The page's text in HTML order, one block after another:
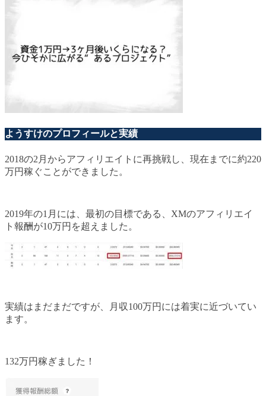
ようすけのプロフィールと実績
2018の2月からアフィリエイトに再挑戦し、現在までに約220
万円稼ぐことができました。
2019年の1月には、最初の目標である、XMのアフィリエイ
ト報酬が10万円を超えました。
実績はまだまだですが、月収100万円には着実に近づいてい
ます。
132万円稼ぎました！